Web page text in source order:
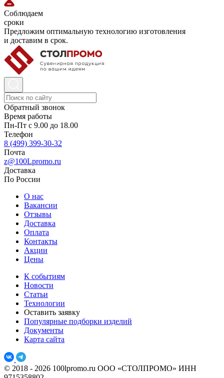
Соблюдаем
сроки
Предложим оптимальную технологию изготовления
и доставим в срок.
Обратный звонок
Время работы
Пн-Пт с 9.00 до 18.00
Телефон
8 (499) 399-30-32
Почта
z@100Lpromo.ru
Доставка
По России
О нас
Вакансии
Отзывы
Доставка
Оплата
Контакты
Акции
Цены
К событиям
Новости
Статьи
Технологии
Оставить заявку
Популярные подборки изделий
Документы
Карта сайта
© 2018 - 2026 100lpromo.ru ООО «СТОЛПРОМО» ИНН